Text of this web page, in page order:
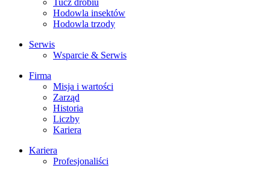
Tucz drobiu
Hodowla insektów
Hodowla trzody
Serwis
Wsparcie & Serwis
Firma
Misja i wartości
Zarząd
Historia
Liczby
Kariera
Kariera
Profesjonaliści